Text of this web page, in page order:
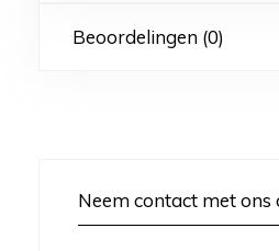
Beoordelingen (0)
Neem contact met ons